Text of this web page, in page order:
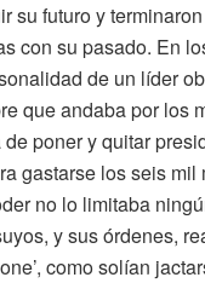
su futuro y
con su pasado. En
de un líder
que andaba por los
poner y quitar
gastarse los seis mil
no lo limitaba
y sus órdenes,
como solían